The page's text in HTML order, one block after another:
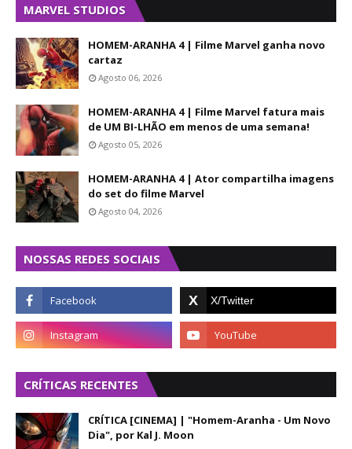
MARVEL STUDIOS
HOMEM-ARANHA 4 | Filme Marvel ganha novo
cartaz
Agosto 06, 2026
HOMEM-ARANHA 4 | Filme Marvel fatura mais
de UM BI-LHÃO em menos de uma semana!
Agosto 05, 2026
HOMEM-ARANHA 4 | Ator compartilha imagens
do set do filme Marvel
Agosto 04, 2026
NOSSAS REDES SOCIAIS
CRÍTICAS RECENTES
CRÍTICA [CINEMA] | "Homem-Aranha - Um Novo
Dia", por Kal J. Moon